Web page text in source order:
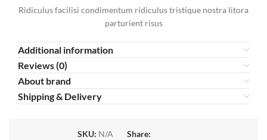
Ridiculus facilisi condimentum ridiculus tristique nostra litora
parturient risus
Additional information
Reviews (0)
About brand
Shipping & Delivery
SKU: N/A Share: